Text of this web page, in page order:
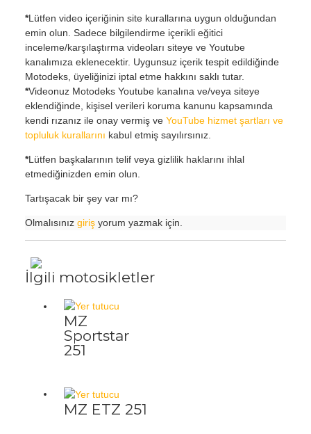
*Lütfen video içeriğinin site kurallarına uygun olduğundan
emin olun. Sadece bilgilendirme içerikli eğitici
inceleme/karşılaştırma videoları siteye ve Youtube
kanalımıza eklenecektir. Uygunsuz içerik tespit edildiğinde
Motodeks, üyeliğinizi iptal etme hakkını saklı tutar.
*Videonuz Motodeks Youtube kanalına ve/veya siteye
eklendiğinde, kişisel verileri koruma kanunu kapsamında
kendi rızanız ile onay vermiş ve YouTube hizmet şartları ve
topluluk kurallarını kabul etmiş sayılırsınız.
*Lütfen başkalarının telif veya gizlilik haklarını ihlal
etmediğinizden emin olun.
Tartışacak bir şey var mı?
Olmalısınız girişyorum yazmak için.
İlgili motosikletler
MZ
Sportstar
251
MZ ETZ 251